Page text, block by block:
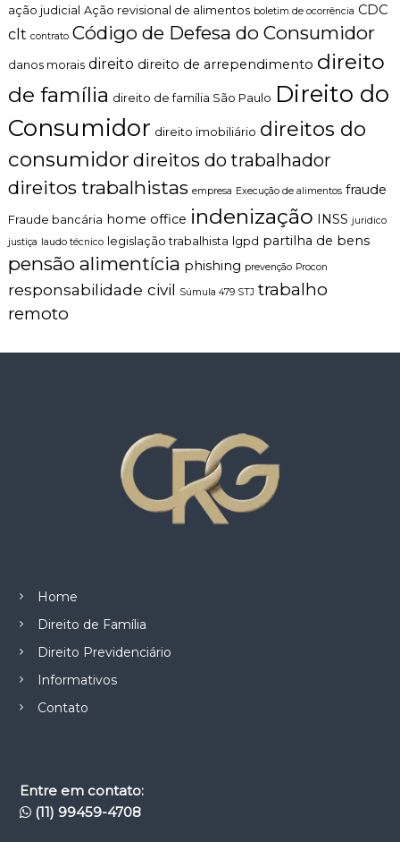
ação judicial Ação revisional de alimentos boletim de ocorrência CDC
clt contrato Código de Defesa do Consumidor
danos morais direito direito de arrependimento direito
de família direito de família São Paulo Direito do
Consumidor direito imobiliário direitos do
consumidor direitos do trabalhador
direitos trabalhistas empresa Execução de alimentos fraude
Fraude bancária home office indenização INSS juridico
justiça laudo técnico legislação trabalhista lgpd partilha de bens
pensão alimentícia phishing prevenção Procon
responsabilidade civil Súmula 479 STJ trabalho
remoto
Home
Direito de Família
Direito Previdenciário
Informativos
Contato
Entre em contato:
(11) 99459-4708